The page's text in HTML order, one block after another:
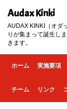
Audax Kinki
AUDAX KINKI（オダ
りが集まって誕生し
きます。
ホーム 実施要項
チーム リンク